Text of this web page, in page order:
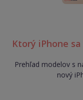
Ktorý iPhone
Prehľad modelov s
nový